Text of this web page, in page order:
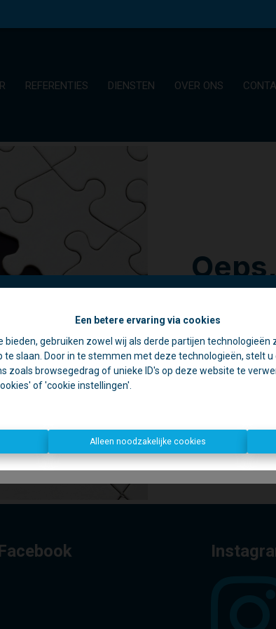
Een betere ervaring via cookies
bieden, gebruiken zowel wij als derde partijen
slaan. Door in te stemmen met deze technologieën, stelt u
zoals browsegedrag of unieke ID's op deze website te
of 'cookie instellingen'.
Alleen noodzakelijke cookies
REFERENTIES DIENSTEN OVER ONS
☀️ Achter elke gesloten deur schuilt een goede reden. 🏡
de zomer zijn we vaak op pad voor schattingen en
is ons kantoor in de namiddag voornamelijk geopend
Open deur?Kom gerust binnen, we helpen u graag verder!
Dirk, Kurt en Lien